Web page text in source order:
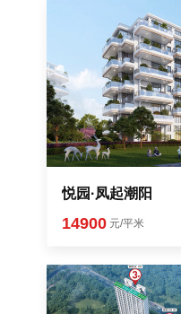
悦园·凤起潮阳
14900 元/平米